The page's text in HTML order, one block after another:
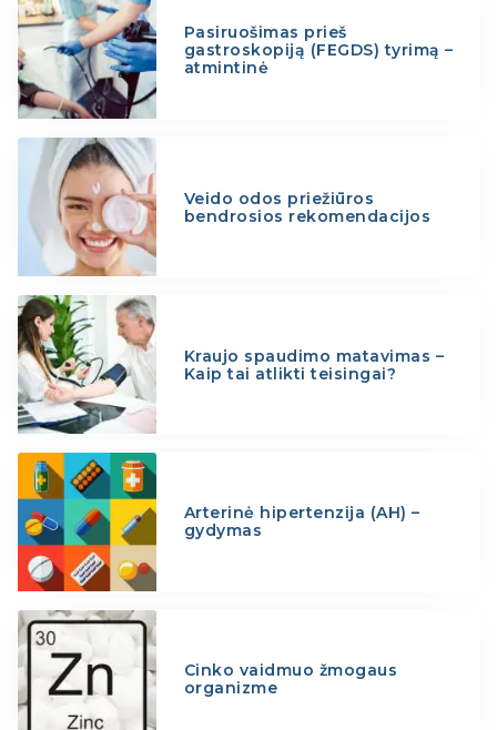
Pasiruošimas prieš
gastroskopiją (FEGDS) tyrimą –
atmintinė
Veido odos priežiūros
bendrosios rekomendacijos
Kraujo spaudimo matavimas –
Kaip tai atlikti teisingai?
Arterinė hipertenzija (AH) –
gydymas
Cinko vaidmuo žmogaus
organizme